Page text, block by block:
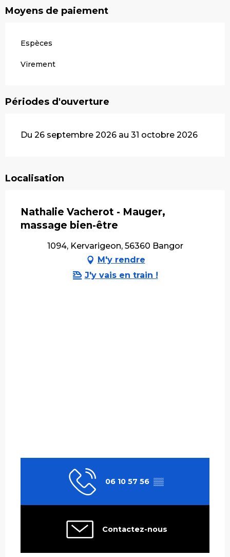
Moyens de paiement
Espèces
Virement
Périodes d'ouverture
Du 26 septembre 2026 au 31 octobre 2026
Localisation
Nathalie Vacherot - Mauger,
massage bien-être
1094, Kervarigeon, 56360 Bangor
M'y rendre
J'y vais en train !
06 10 57 56 ▒▒
Contactez-nous